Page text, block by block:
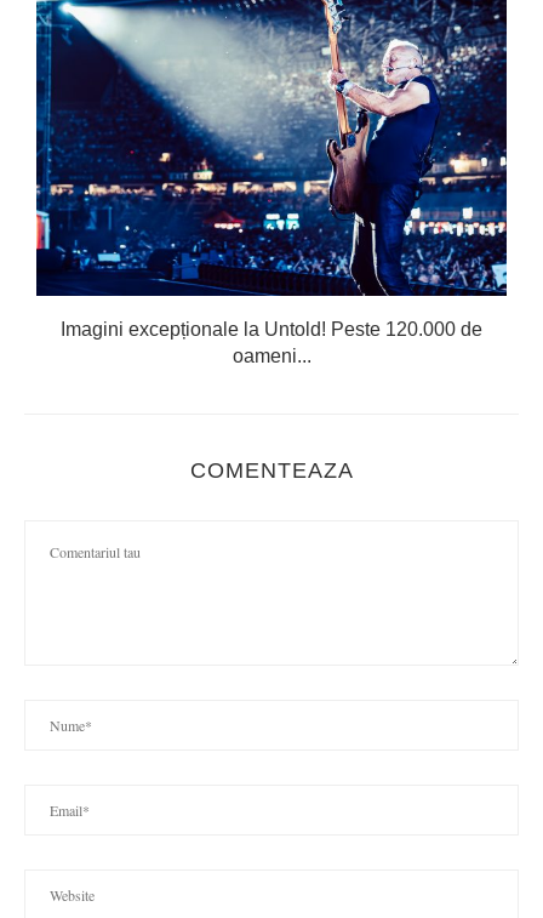
Imagini excepționale la Untold! Peste 120.000 de
oameni...
COMENTEAZA